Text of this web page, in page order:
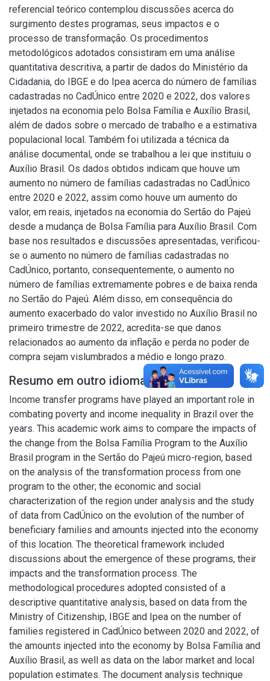
referencial teórico contemplou discussões acerca do
surgimento destes programas, seus impactos e o
processo de transformação. Os procedimentos
metodológicos adotados consistiram em uma análise
quantitativa descritiva, a partir de dados do Ministério da
Cidadania, do IBGE e do Ipea acerca do número de famílias
cadastradas no CadÚnico entre 2020 e 2022, dos valores
injetados na economia pelo Bolsa Família e Auxílio Brasil,
além de dados sobre o mercado de trabalho e a estimativa
populacional local. Também foi utilizada a técnica da
análise documental, onde se trabalhou a lei que instituiu o
Auxílio Brasil. Os dados obtidos indicam que houve um
aumento no número de famílias cadastradas no CadÚnico
entre 2020 e 2022, assim como houve um aumento do
valor, em reais, injetados na economia do Sertão do Pajeú
desde a mudança de Bolsa Família para Auxílio Brasil. Com
base nos resultados e discussões apresentadas, verificou-
se o aumento no número de famílias cadastradas no
CadÚnico, portanto, consequentemente, o aumento no
número de famílias extremamente pobres e de baixa renda
no Sertão do Pajeú. Além disso, em consequência do
aumento exacerbado do valor investido no Auxílio Brasil no
primeiro trimestre de 2022, acredita-se que danos
relacionados ao aumento da inflação e perda no poder de
compra sejam vislumbrados a médio e longo prazo.
Resumo em outro idioma
Income transfer programs have played an important role in
combating poverty and income inequality in Brazil over the
years. This academic work aims to compare the impacts of
the change from the Bolsa Família Program to the Auxílio
Brasil program in the Sertão do Pajeú micro-region, based
on the analysis of the transformation process from one
program to the other; the economic and social
characterization of the region under analysis and the study
of data from CadÚnico on the evolution of the number of
beneficiary families and amounts injected into the economy
of this location. The theoretical framework included
discussions about the emergence of these programs, their
impacts and the transformation process. The
methodological procedures adopted consisted of a
descriptive quantitative analysis, based on data from the
Ministry of Citizenship, IBGE and Ipea on the number of
families registered in CadÚnico between 2020 and 2022, of
the amounts injected into the economy by Bolsa Família and
Auxílio Brasil, as well as data on the labor market and local
population estimates. The document analysis technique